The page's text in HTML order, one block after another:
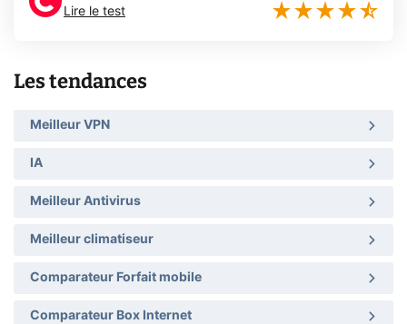
Lire le test
Les tendances
Meilleur VPN
IA
Meilleur Antivirus
Meilleur climatiseur
Comparateur Forfait mobile
Comparateur Box Internet